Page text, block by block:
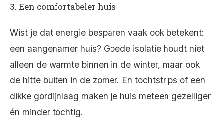
3. Een comfortabeler huis
Wist je dat energie besparen vaak ook betekent:
een aangenamer huis? Goede isolatie houdt niet
alleen de warmte binnen in de winter, maar ook
de hitte buiten in de zomer. En tochtstrips of een
dikke gordijnlaag maken je huis meteen gezelliger
én minder tochtig.